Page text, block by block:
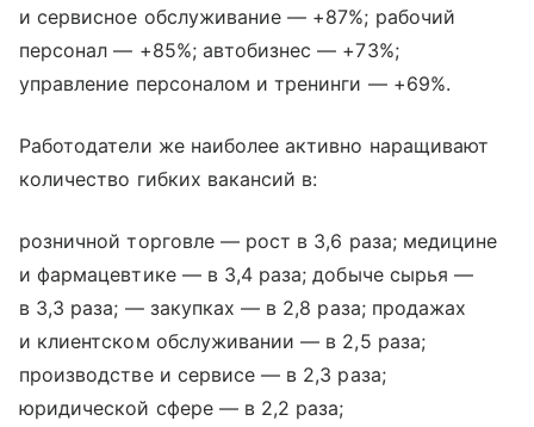
и сервисное обслуживание — +87%; рабочий
персонал — +85%; автобизнес — +73%;
управление персоналом и тренинги — +69%.
Работодатели же наиболее активно наращивают
количество гибких вакансий в:
розничной торговле — рост в 3,6 раза; медицине
и фармацевтике — в 3,4 раза; добыче сырья —
в 3,3 раза; — закупках — в 2,8 раза; продажах
и клиентском обслуживании — в 2,5 раза;
производстве и сервисе — в 2,3 раза;
юридической сфере — в 2,2 раза;